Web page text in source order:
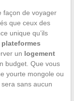
façon de voyager
que ceux des
unique qu’ils
plateformes
un logement
budget. Que vous
yourte mongole ou
sans aucun